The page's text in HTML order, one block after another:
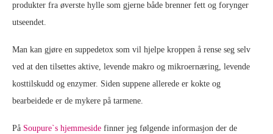
produkter fra øverste hylle som gjerne både brenner fett og forynger
utseendet.
Man kan gjøre en suppedetox som vil hjelpe kroppen å rense seg selv
ved at den tilsettes aktive, levende makro og mikroernæring, levende
kosttilskudd og enzymer. Siden suppene allerede er kokte og
bearbeidede er de mykere på tarmene.
På Soupure`s hjemmeside finner jeg følgende informasjon der de